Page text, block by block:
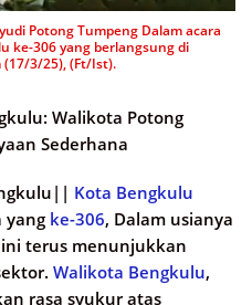
Potong Tumpeng Dalam acara
ke-306 yang berlangsung di
(17/3/25), (Ft/Ist).
Walikota Potong
Sederhana
Kota Bengkulu
yang ke-306, Dalam usianya
terus menunjukkan
Walikota Bengkulu,
rasa syukur atas